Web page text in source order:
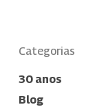
Categorias
30 anos
Blog